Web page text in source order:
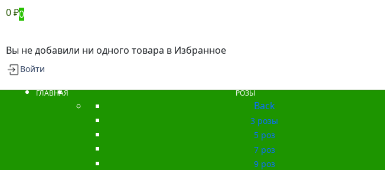
0₽0
Вы не добавили ни одного товара в Избранное
Войти
ГЛАВНАЯ РОЗЫ
Back
3 розы
5 роз
7 роз
9 роз